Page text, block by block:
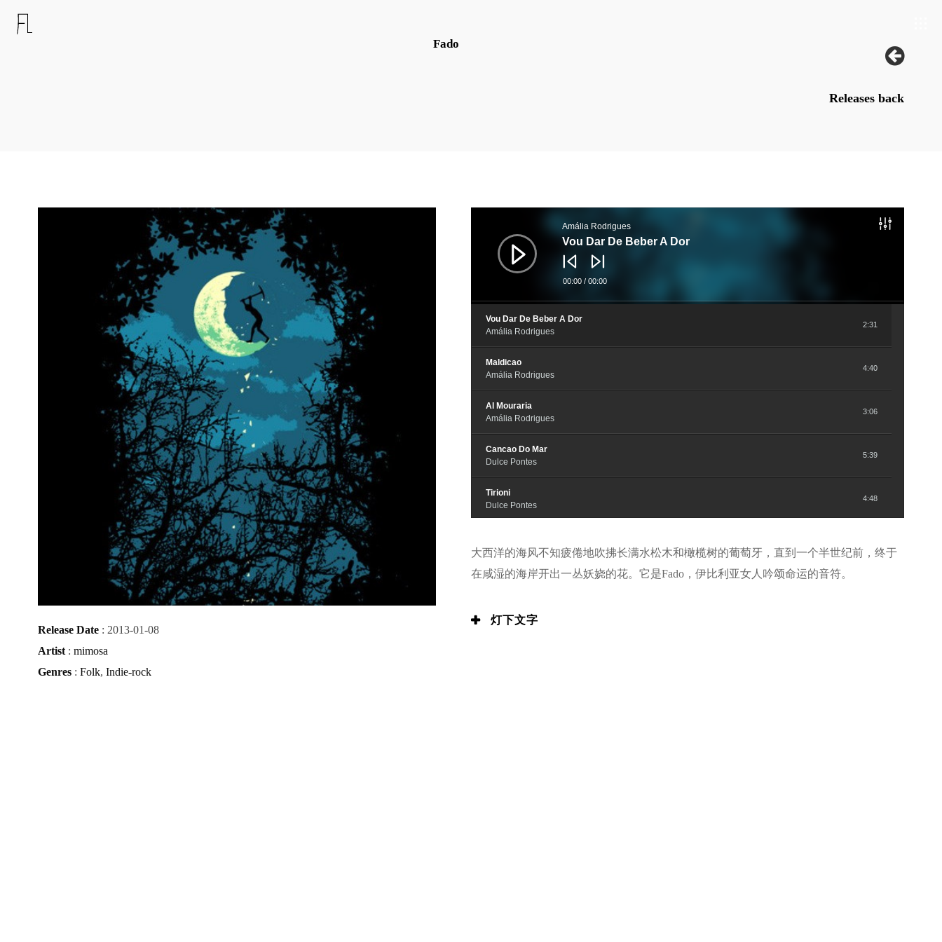
Fado
Releases back
Amália Rodrigues
Vou Dar De Beber A Dor
00:00 / 00:00
Vou Dar De Beber A Dor
Amália Rodrigues
2:31
Maldicao
Amália Rodrigues
4:40
Al Mouraria
Amália Rodrigues
3:06
Cancao Do Mar
Dulce Pontes
5:39
Tirioni
Dulce Pontes
4:48
Lura
Muma Xeia
Porque Me Olhas Assim
大西洋的海风不知疲倦地吹拂长满水松木和橄榄树的葡萄牙，直到一个半世纪前，终于
在咸湿的海岸开出一丛妖娆的花。它是Fado，伊比利亚女人吟颂命运的音符。
灯下文字
Release Date: 2013-01-08
Artist: mimosa
Genres: Folk, Indie-rock